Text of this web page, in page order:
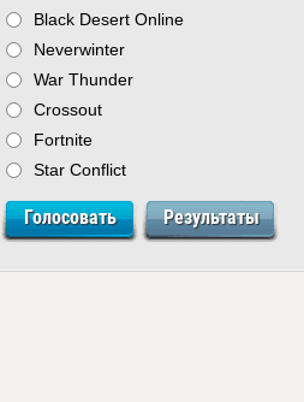
Black Desert Online
Neverwinter
War Thunder
Crossout
Fortnite
Star Conflict